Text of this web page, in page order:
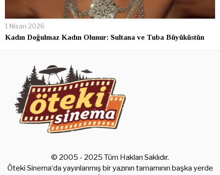
1 Nisan 2026
Kadın Doğulmaz Kadın Olunur: Sultana ve Tuba Büyüküstün
© 2005 - 2025 Tüm Hakları Saklıdır.
Öteki Sinema‘da yayınlanmış bir yazının tamamının başka yerde